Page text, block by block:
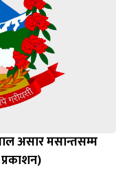
असार मसान्तसम्म